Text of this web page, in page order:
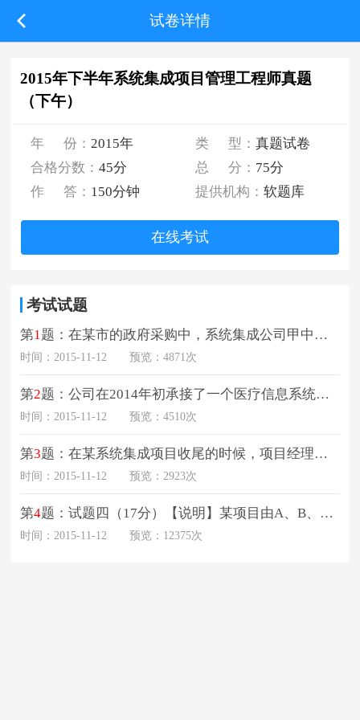
试卷详情
2015年下半年系统集成项目管理工程师真题
（下午）
年 份：2015年
合格分数：45分
作 答： 150分钟
类 型： 真题试卷
总 分： 75分
提供机构： 软题库
在线考试
考试试题
第1题：在某市的政府采购中，系统集成公司甲中标了市政府部门乙的信息化项目。经过合同谈判，双方签订了建设合同，合同总金额为1150万元，建设内容包括：
时间：2015-11-12 预览：4871次
第2题：公司在2014年初承接了一个医疗信息系统项目，要求2014年底完成该项目研发任务并进行试运行，2015年负责项目全年的运行维护，运行稳定后甲方验忱合格项目才能结束
时间：2015-11-12 预览：4510次
第3题：在某系统集成项目收尾的时候，项目经理小张和他的团队完成了以下工作：工作一：系统测试。项目组准备了详尽的测试用例，会同业主其同进行系统测试。测试过程中为了节约时间
时间：2015-11-12 预览：2923次
第4题：试题四（17分）【说明】某项目由A、B、C、D、E、F、G、H活动模块组成，下表给出了各活动之间的依
时间：2015-11-12 预览：12375次